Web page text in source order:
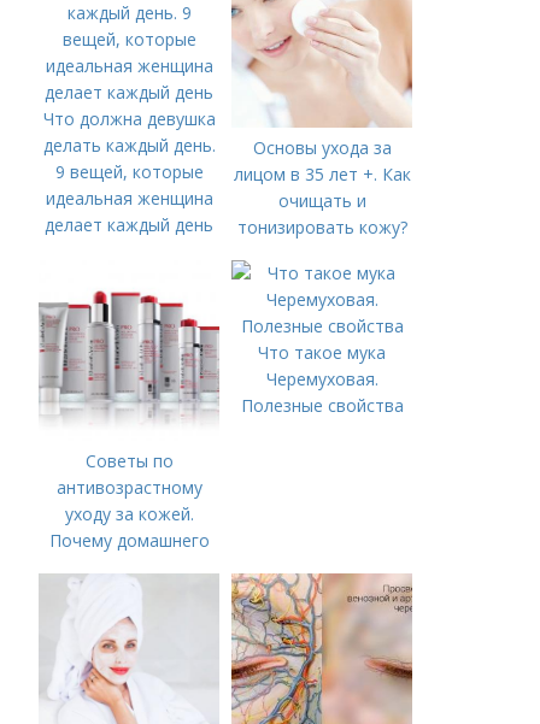
Что должна девушка
делать каждый день.
9 вещей, которые
идеальная женщина
делает каждый день
Основы ухода за
лицом в 35 лет +. Как
очищать и
тонизировать кожу?
Советы по
антивозрастному
уходу за кожей.
Почему домашнего
Что такое мука
Черемуховая.
Полезные свойства